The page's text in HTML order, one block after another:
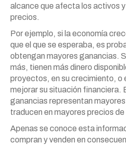
alcance que afecta los activos y
precios.
Por ejemplo, si la economía
que el que se esperaba, es
obtengan mayores ganancias.
más, tienen más dinero
proyectos, en su crecimiento, o
mejorar su situación financiera.
ganancias representan
traducen en mayores precios
Apenas se conoce esta
compran y venden en